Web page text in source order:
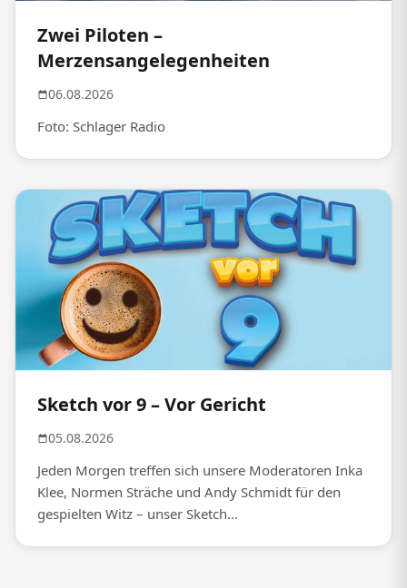
Zwei Piloten –
Merzensangelegenheiten
06.08.2026
Foto: Schlager Radio
Sketch vor 9 – Vor Gericht
05.08.2026
Jeden Morgen treffen sich unsere Moderatoren Inka
Klee, Normen Sträche und Andy Schmidt für den
gespielten Witz – unser Sketch...